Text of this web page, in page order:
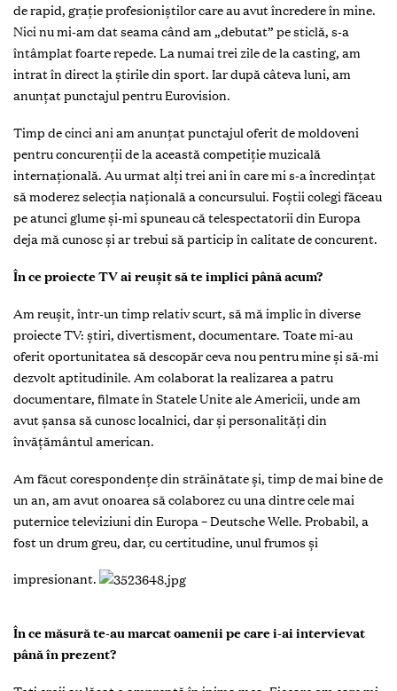
de rapid, graţie profesioniştilor care au avut încredere în mine.
Nici nu mi-am dat seama când am „debutat” pe sticlă, s-a
întâmplat foarte repede. La numai trei zile de la casting, am
intrat în direct la ştirile din sport. Iar după câteva luni, am
anunţat punctajul pentru Eurovision.
Timp de cinci ani am anunţat punctajul oferit de moldoveni
pentru concurenţii de la această competiţie muzicală
internaţională. Au urmat alţi trei ani în care mi s-a încredinţat
să moderez selecţia naţională a concursului. Foştii colegi făceau
pe atunci glume şi-mi spuneau că telespectatorii din Europa
deja mă cunosc şi ar trebui să particip în calitate de concurent.
În ce proiecte TV ai reușit să te implici până acum?
Am reuşit, într-un timp relativ scurt, să mă implic în diverse
proiecte TV: ştiri, divertisment, documentare. Toate mi-au
oferit oportunitatea să descopăr ceva nou pentru mine şi să-mi
dezvolt aptitudinile. Am colaborat la realizarea a patru
documentare, filmate în Statele Unite ale Americii, unde am
avut şansa să cunosc localnici, dar şi personalităţi din
învăţământul american.
Am făcut corespondenţe din străinătate şi, timp de mai bine de
un an, am avut onoarea să colaborez cu una dintre cele mai
puternice televiziuni din Europa – Deutsche Welle. Probabil, a
fost un drum greu, dar, cu certitudine, unul frumos şi
impresionant.
În ce măsură te-au marcat oamenii pe care i-ai intervievat
până în prezent?